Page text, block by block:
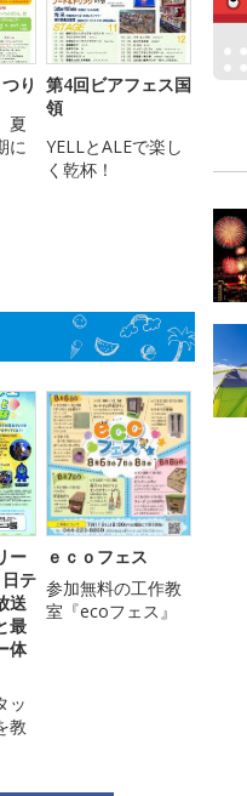
り
夏
に
第4回ビアフェス国
領
YELLとALEで楽し
く乾杯！
ー
テ
送
最
体
ッ
教
ｅｃｏフェス
参加無料の工作教
室『ecoフェス』